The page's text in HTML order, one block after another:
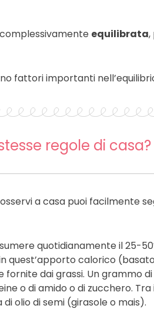
equilibrata,
fattori importanti
regole di casa?
a casa puoi facilmente
quotidianamente il 25-
quest’apporto calorico
dai grassi. Un grammo
o di amido o di zucchero.
olio di semi (girasole o mais).